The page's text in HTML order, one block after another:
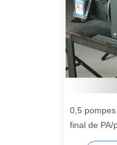
0,5
final de PA/
d'huile